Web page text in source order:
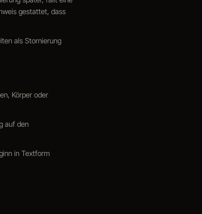
gestattet, dass
als Stornierung
Körper oder
auf den
in Textform